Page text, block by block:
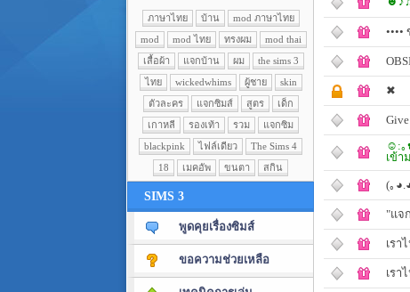
ภาษาไทย บ้าน
mod ภาษาไทย
mod
mod ไทย ทรงผม
mod thai
เสื้อผ้า
แจกบ้าน ผม
the sims 3
ไทย
wickedwhims ผู้ชาย
skin
ตัวละคร
แจกซิมส์ สูตร
เด็ก
เกาหลี
รองเท้า รวม
แจกซิม
blackpink
ไฟล์เดียว
The Sims 4
18
เมคอัพ ขนตา สกิน
SIMS 3
พูดคุยเรื่องซิมส์
ขอความช่วยเหลือ
✖
☺:｡
เข้า
(｡
"แจ
เรา
เรา